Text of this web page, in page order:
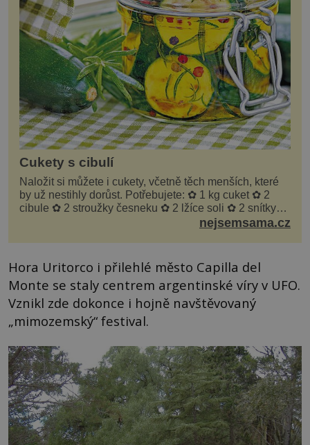
Cukety s cibulí
Naložit si můžete i cukety, včetně těch menších, které
by už nestihly dorůst. Potřebujete: ✿ 1 kg cuket ✿ 2
cibule ✿ 2 stroužky česneku ✿ 2 lžíce soli ✿ 2 snítky
kopru ✿ hrst petrželky Nálev: ✿ 400 m...nejsemsama.cz
Hora Uritorco i přilehlé město Capilla del
Monte se staly centrem argentinské víry v UFO.
Vznikl zde dokonce i hojně navštěvovaný
„mimozemský“ festival.